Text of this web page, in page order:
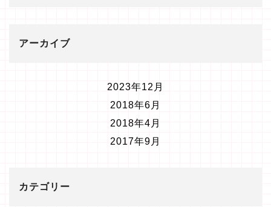
アーカイブ
2023年12月
2018年6月
2018年4月
2017年9月
カテゴリー